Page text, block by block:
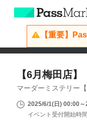
【重要】
【6月梅田店】
マーダーミステリー【
2025/6/1(日) 00:00
イベント受付開始時